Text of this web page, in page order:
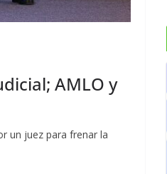
AMLO y
un juez para frenar la